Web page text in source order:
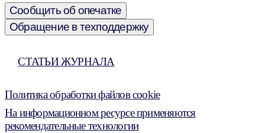
Сообщить об опечатке
Обращение в техподдержку
СТАТЬИ ЖУРНАЛА
Политика обработки файлов cookie
На информационном ресурсе применяются
рекомендательные технологии